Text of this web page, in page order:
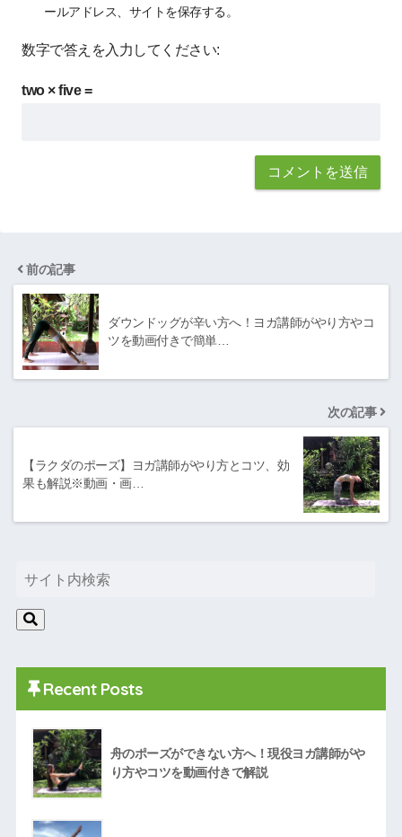
ールアドレス、サイトを保存する。
数字で答えを入力してください:
two × five =
前の記事
ダウンドッグが辛い方へ！ヨガ講師がやり方やコ
ツを動画付きで簡単…
次の記事
【ラクダのポーズ】ヨガ講師がやり方とコツ、効
果も解説※動画・画…
Recent Posts
舟のポーズができない方へ！現役ヨガ講師がや
り方やコツを動画付きで解説